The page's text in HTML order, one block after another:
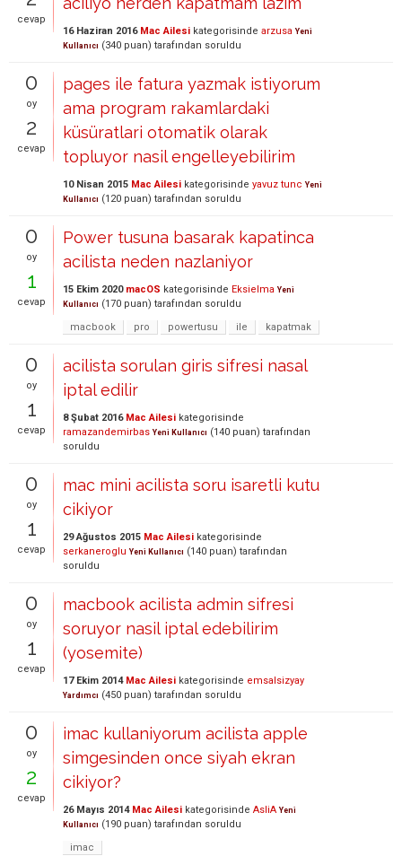
cevap
16 Haziran 2016 Mac Ailesi kategorisinde arzusa Yeni
Kullanıcı (340 puan) tarafından soruldu
0
oy
2
cevap
pages ile fatura yazmak istiyorum
ama program rakamlardaki
küsüratlari otomatik olarak
topluyor nasil engelleyebilirim
10 Nisan 2015 Mac Ailesi kategorisinde yavuz tunc Yeni
Kullanıcı (120 puan) tarafından soruldu
0
oy
1
cevap
Power tusuna basarak kapatinca
acilista neden nazlaniyor
15 Ekim 2020 macOS kategorisinde Eksielma Yeni
Kullanıcı (170 puan) tarafından soruldu
macbook
pro powertusu ile kapatmak
0
oy
1
cevap
acilista sorulan giris sifresi nasal
iptal edilir
8 Şubat 2016 Mac Ailesi kategorisinde
ramazandemirbas Yeni Kullanıcı (140 puan) tarafından
soruldu
0
oy
1
cevap
mac mini acilista soru isaretli kutu
cikiyor
29 Ağustos 2015 Mac Ailesi kategorisinde
serkaneroglu Yeni Kullanıcı (140 puan) tarafından
soruldu
0
oy
1
cevap
macbook acilista admin sifresi
soruyor nasil iptal edebilirim
(yosemite)
17 Ekim 2014 Mac Ailesi kategorisinde emsalsizyay
Yardımcı (450 puan) tarafından soruldu
0
oy
2
cevap
imac kullaniyorum acilista apple
simgesinden once siyah ekran
cikiyor?
26 Mayıs 2014 Mac Ailesi kategorisinde AsliA Yeni
Kullanıcı (190 puan) tarafından soruldu
imac